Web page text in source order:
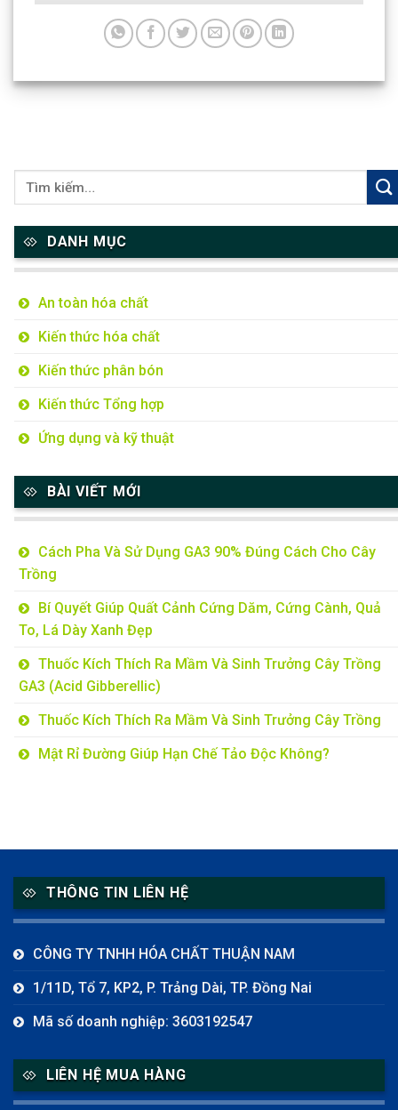
DANH MỤC
An toàn hóa chất
Kiến thức hóa chất
Kiến thức phân bón
Kiến thức Tổng hợp
Ứng dụng và kỹ thuật
BÀI VIẾT MỚI
Cách Pha Và Sử Dụng GA3 90% Đúng Cách Cho Cây
Trồng
Bí Quyết Giúp Quất Cảnh Cứng Dăm, Cứng Cành, Quả
To, Lá Dày Xanh Đẹp
Thuốc Kích Thích Ra Mầm Và Sinh Trưởng Cây Trồng
GA3 (Acid Gibberellic)
Thuốc Kích Thích Ra Mầm Và Sinh Trưởng Cây Trồng
Mật Rỉ Đường Giúp Hạn Chế Tảo Độc Không?
THÔNG TIN LIÊN HỆ
CÔNG TY TNHH HÓA CHẤT THUẬN NAM
1/11D, Tổ 7, KP2, P. Trảng Dài, TP. Đồng Nai
Mã số doanh nghiệp: 3603192547
LIÊN HỆ MUA HÀNG